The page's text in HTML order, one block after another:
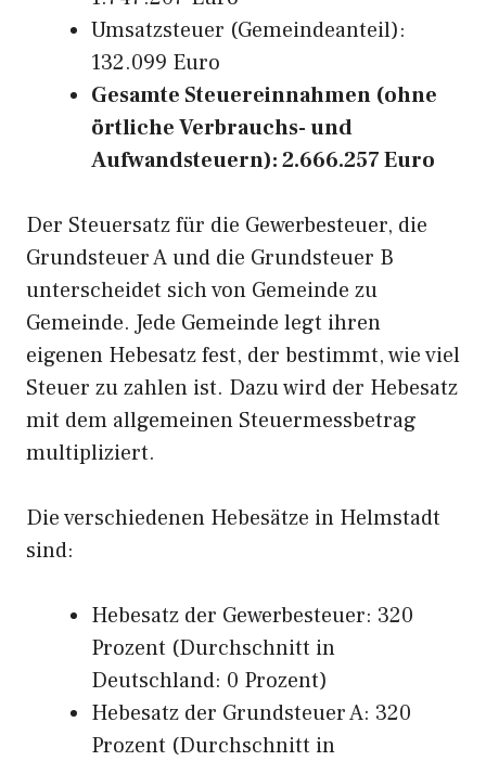
Umsatzsteuer (Gemeindeanteil):
132.099 Euro
Gesamte Steuereinnahmen (ohne
örtliche Verbrauchs- und
Aufwandsteuern): 2.666.257 Euro
Der Steuersatz für die Gewerbesteuer, die
Grundsteuer A und die Grundsteuer B
unterscheidet sich von Gemeinde zu
Gemeinde. Jede Gemeinde legt ihren
eigenen Hebesatz fest, der bestimmt, wie viel
Steuer zu zahlen ist. Dazu wird der Hebesatz
mit dem allgemeinen Steuermessbetrag
multipliziert.
Die verschiedenen Hebesätze in Helmstadt
sind:
Hebesatz der Gewerbesteuer: 320
Prozent (Durchschnitt in
Deutschland: 0 Prozent)
Hebesatz der Grundsteuer A: 320
Prozent (Durchschnitt in